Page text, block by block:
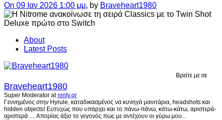
On 09 Ιαν 2026 1:00 μμ, by Braveheart1980
About
Latest Posts
Βρείτε με σε
Braveheart1980
Super Moderator atninty.gr
Γεννημένος στην Hyrule, καταδικασμένος να κυνηγά μανιτάρια, headshots και
hidden objects! Ευτυχώς που υπάρχει και το πάνω-πάνω, κάτω-κάτω, αριστερά-
αριστερά .... Απορίας άξιο το γεγονός πως με αντέχουν οι γύρω μου...